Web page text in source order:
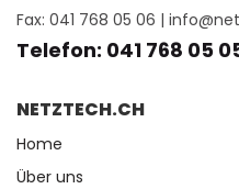
Fax: 041 768 05 06 |
Telefon: 041 768 05
NETZTECH.CH
Home
Über uns